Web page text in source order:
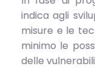
indica agli
misure e le
minimo le
delle